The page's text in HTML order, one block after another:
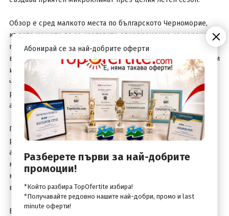
Обзор е сред малкото места по българското Черноморие,
където можете да се насладите едновременно на морски и
планински пейзажи. Близостта на Стара планина предлага
възможности за разходки сред природата, панорамни гледки
и приятни екскурзии в района. Това превръща курорта в
чудесен избор за туристи, които предпочитат по-
разнообразна почивка и искат да съчетаят плажните дни с
активен отдих.
Градът разполага с уютна централна част, множество
ресторанти, кафенета и магазини, които създават приятна
атмосфера за вечерни разходки. За разлика от по-големите
курорти, тук ще откриете повече спокойствие и комфорт,
което прави Обзор предпочитана дестинация за семейни
ваканции и релаксираща почивка край морето.
Благодарение на удобното си местоположение между Варна
Абонирай се за най-добрите оферти
Разберете първи за най-добрите
промоции!
*Който разбира TopOfertite избира!
*Получавайте редовно нашите най-добри, промо и last
minute оферти!